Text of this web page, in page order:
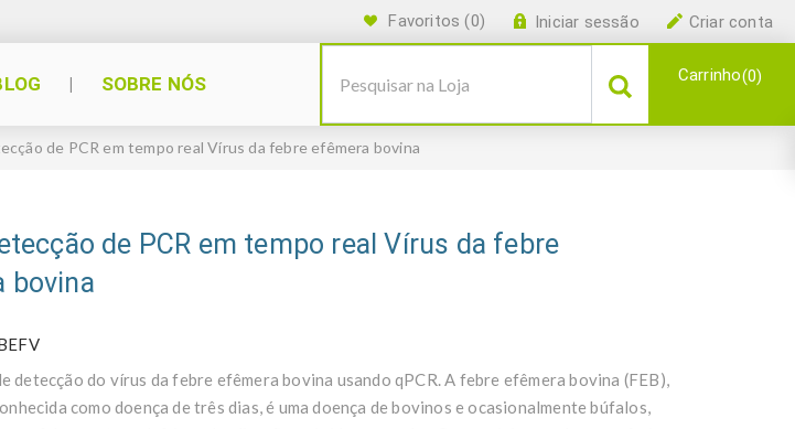
Criar conta
Iniciar sessão
Favoritos (0)
SOBRE NÓS Carrinho 0
de PCR em tempo real Vírus da febre efêmera bovina
de PCR em tempo real Vírus da febre
bovina
detecção do vírus da febre efêmera bovina usando qPCR. A febre efêmera bovina (FEB),
como doença de três dias, é uma doença de bovinos e ocasionalmente búfalos,